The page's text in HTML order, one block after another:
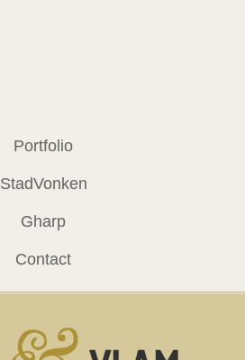
Portfolio
StadVonken
Gharp
Contact